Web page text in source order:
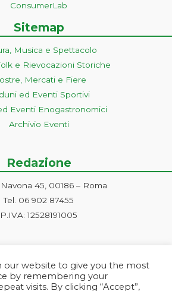
ConsumerLab
Sitemap
Musica e Spettacolo
e Rievocazioni Storiche
Mercati e Fiere
ed Eventi Sportivi
Eventi Enogastronomici
Archivio Eventi
Redazione
45, 00186 – Roma
Tel. 06 902 87455
P.IVA: 12528191005
our website to give you the most
by remembering your
visits. By clicking “Accept”,